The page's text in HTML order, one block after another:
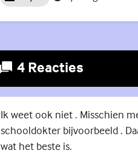
4 Reacties
Ik weet ook niet . Misschien
schooldokter bijvoorbeeld .
wat het beste is.